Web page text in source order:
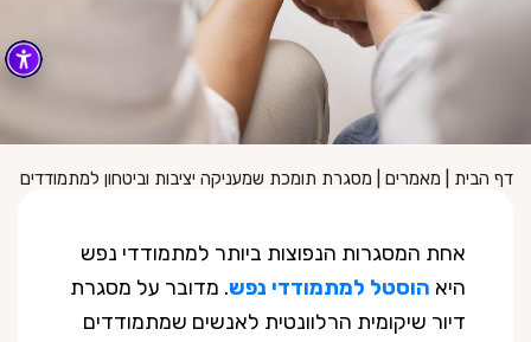
דף הבית מאמרים מסגרת תומכת שמעניקה יציבות וביטחון למתמודדים
אחת המסגרות הנפוצות ביותר למתמודדי נפש
היא הוסטל למתמודדי נפש. מדובר על מסגרת
דיור שיקומית הרלוונטית לאנשים שמתמודדים